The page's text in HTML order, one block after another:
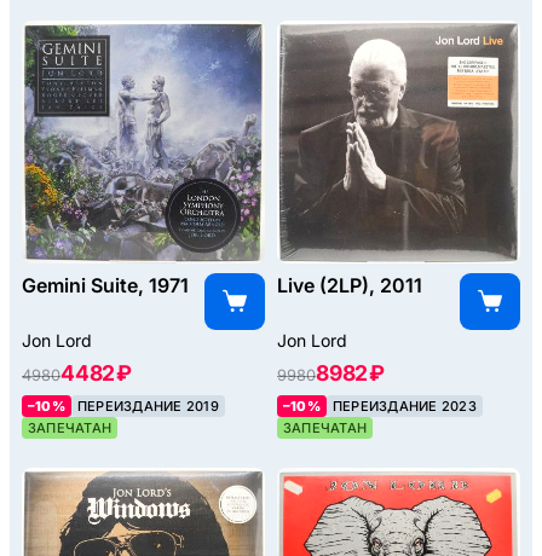
Gemini Suite, 1971
Jon Lord
49804482 ₽
–10%
ПЕРЕИЗДАНИЕ 2019
ЗАПЕЧАТАН
Live (2LP), 2011
Jon Lord
99808982 ₽
–10%
ПЕРЕИЗДАНИЕ 2023
ЗАПЕЧАТАН